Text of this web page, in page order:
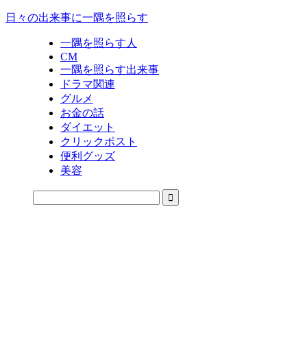
日々の出来事に一隅を照らす
一隅を照らす人
CM
一隅を照らす出来事
ドラマ関連
グルメ
お金の話
ダイエット
クリックポスト
便利グッズ
美容